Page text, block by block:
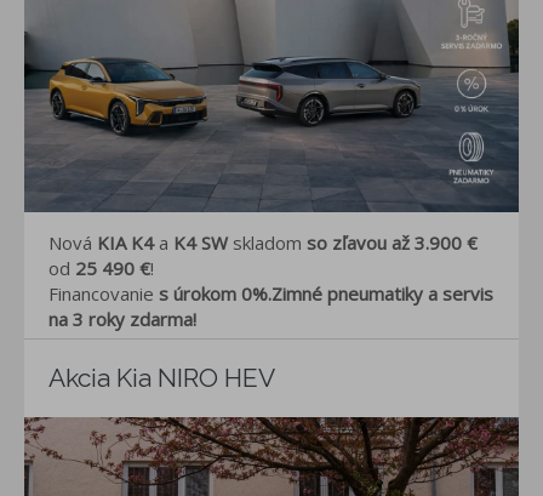
Nová KIA K4 a K4 SW skladom so zľavou až 3.900 €
od 25 490 €!
Financovanie s úrokom 0%.Zimné pneumatiky a servis
na 3 roky zdarma!
Akcia Kia NIRO HEV